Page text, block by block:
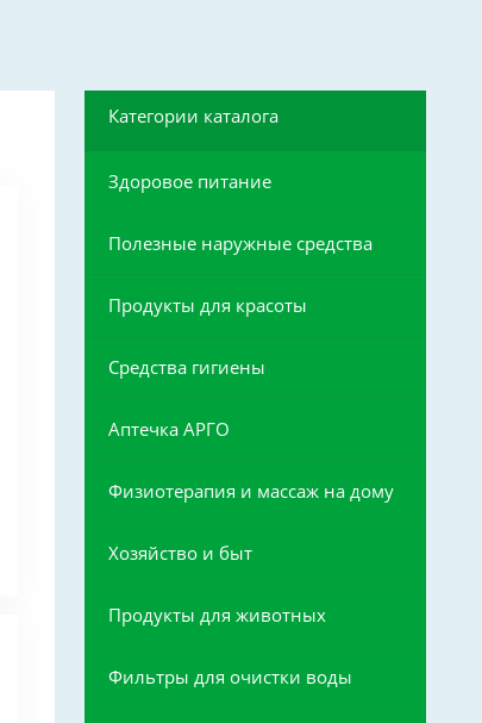
Категории каталога
Здоровое питание
Полезные наружные средства
Продукты для красоты
Средства гигиены
Аптечка АРГО
Физиотерапия и массаж на дому
Хозяйство и быт
Продукты для животных
Фильтры для очистки воды